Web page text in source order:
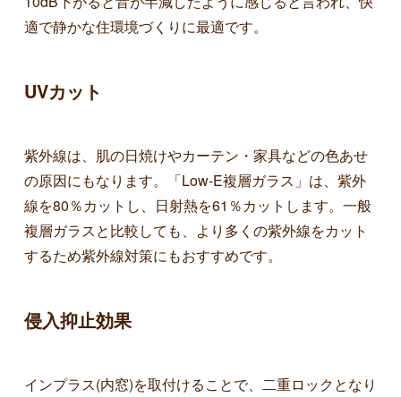
適で静かな住環境づくりに最適です。
UVカット
紫外線は、肌の日焼けやカーテン・家具などの色あせ
の原因にもなります。「Low-E複層ガラス」は、紫外
線を80％カットし、日射熱を61％カットします。一般
複層ガラスと比較しても、より多くの紫外線をカット
するため紫外線対策にもおすすめです。
侵入抑止効果
インプラス(内窓)を取付けることで、二重ロックとなり